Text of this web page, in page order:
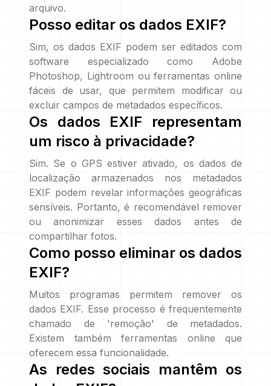
arquivo.
Posso editar os dados EXIF?
Sim, os dados EXIF podem ser editados com
software especializado como Adobe
Photoshop, Lightroom ou ferramentas online
fáceis de usar, que permitem modificar ou
excluir campos de metadados específicos.
Os dados EXIF representam
um risco à privacidade?
Sim. Se o GPS estiver ativado, os dados de
localização armazenados nos metadados
EXIF podem revelar informações geográficas
sensíveis. Portanto, é recomendável remover
ou anonimizar esses dados antes de
compartilhar fotos.
Como posso eliminar os dados
EXIF?
Muitos programas permitem remover os
dados EXIF. Esse processo é frequentemente
chamado de 'remoção' de metadados.
Existem também ferramentas online que
oferecem essa funcionalidade.
As redes sociais mantêm os